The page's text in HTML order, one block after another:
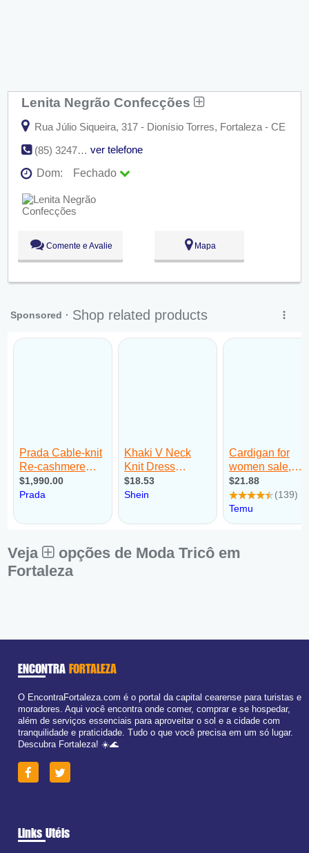
Lenita Negrão Confecções
Rua Júlio Siqueira, 317 - Dionísio Torres, Fortaleza - CE
(85) 3247-708
ver telefone
Dom:
Fechado
Seg:
Ter:
09:00 - 18:00
Qua:
09:00 - 18:00
Sex:
09:00 - 18:00
Dom:
Fechado
Comente e Avalie Mapa
Veja
opções de Moda Tricô em
Fortaleza
ENCONTRA FORTALEZA
O EncontraFortaleza.com é o portal da capital cearense para turistas e
moradores. Aqui você encontra onde comer, comprar e se hospedar,
além de serviços essenciais para aproveitar o sol e a cidade com
tranquilidade e praticidade. Tudo o que você precisa em um só lugar.
Descubra Fortaleza! ☀️🌊
Links Utéis